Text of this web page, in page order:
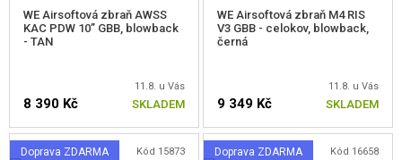
AIRSOFT BROKOVNICE
AIRSOFT KULOMETY
STARTOVACÍ SETY
WE Airsoftová zbraň AWSS
KAC PDW 10” GBB, blowback
- TAN
11.8. u Vás
8 390 Kč SKLADEM
WE Airsoftová zbraň M4 RIS
V3 GBB - celokov, blowback,
černá
11.8. u Vás
9 349 Kč SKLADEM
Doprava ZDARMA Kód 15873 Doprava ZDARMA Kód 16658